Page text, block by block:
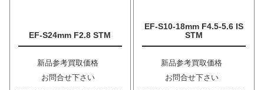
EF-S24mm F2.8 STM
新品参考買取価格
お問合せ下さい
EF-S10-18mm F4.5-5.6 IS
STM
新品参考買取価格
お問合せ下さい